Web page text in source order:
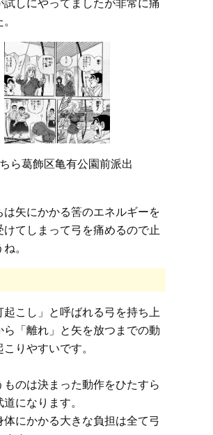
試しにやってましたが非常に痛
ら葛飾区亀有公園前派出
は矢にかかる筈のエネルギーを
けてしまって弓を痛めるので止
。
起こし」と呼ばれる弓を持ち上
ら「離れ」と矢を放つまでの動
りやすいです。
ものは決まった動作をひたすら
になります。
体にかかる大きな負担は全て弓